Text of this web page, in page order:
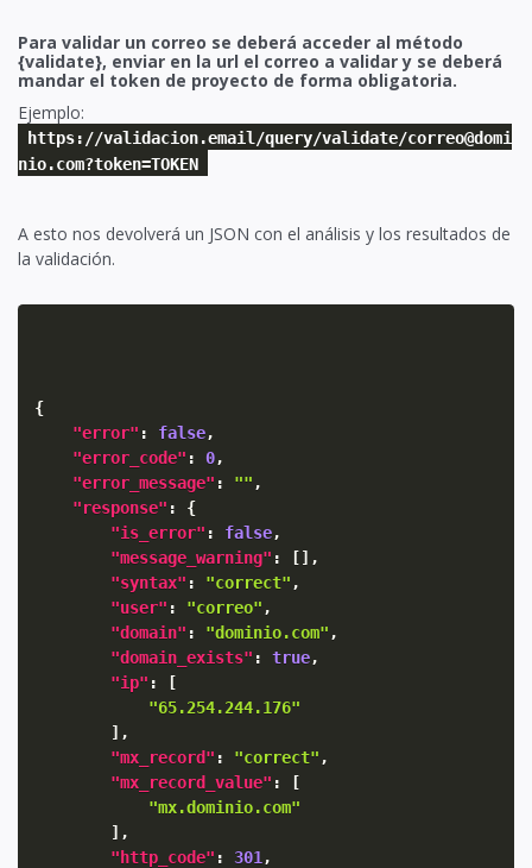
Para validar un correo se deberá acceder al método
{validate}, enviar en la url el correo a validar y se deberá
mandar el token de proyecto de forma obligatoria.
Ejemplo:
https://validacion.email/query/validate/correo@domi
nio.com?token=TOKEN
A esto nos devolverá un JSON con el análisis y los resultados de
la validación.
{
"error" : false,
"error_code" : 0,
"error_message" : "" ,
"response" :
{
"is_error" : false,
"message_warning" : [] ,
"syntax" : "correct" ,
"user" : "correo" ,
"domain" : "dominio.com" ,
"domain_exists" : true,
"ip" :
[
"65.254.244.176"
] ,
"mx_record" : "correct" ,
"mx_record_value" :
[
"mx.dominio.com"
] ,
"http_code" : 301 ,